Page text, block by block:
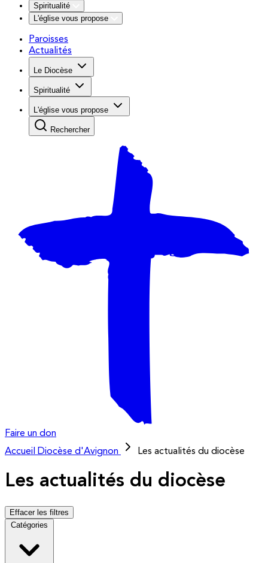
Spiritualité
L'église vous propose
Paroisses
Actualités
Le Diocèse
Spiritualité
L'église vous propose
Rechercher
Faire un don
Accueil
Diocèse d'Avignon Les actualités du diocèse
Les actualités du diocèse
Effacer les filtres
Catégories